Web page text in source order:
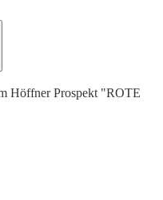
Höffner Prospekt "ROTE